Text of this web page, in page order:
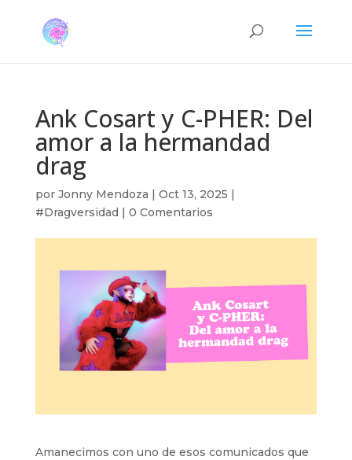
Ank Cosart y C-PHER: Del
amor a la hermandad
drag
por Jonny Mendoza | Oct 13, 2025 |
#Dragversidad | 0 Comentarios
Amanecimos con uno de esos comunicados que